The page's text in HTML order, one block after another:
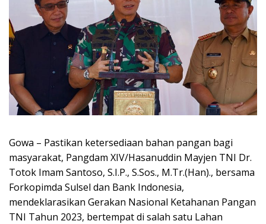
Gowa – Pastikan ketersediaan bahan pangan bagi
masyarakat, Pangdam XIV/Hasanuddin Mayjen TNI Dr.
Totok Imam Santoso, S.I.P., S.Sos., M.Tr.(Han)., bersama
Forkopimda Sulsel dan Bank Indonesia,
mendeklarasikan Gerakan Nasional Ketahanan Pangan
TNI Tahun 2023, bertempat di salah satu Lahan